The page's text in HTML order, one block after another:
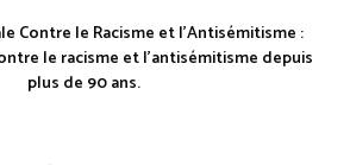
Contre le Racisme et l'Antisémitisme :
le racisme et l'antisémitisme depuis
plus de 90 ans.